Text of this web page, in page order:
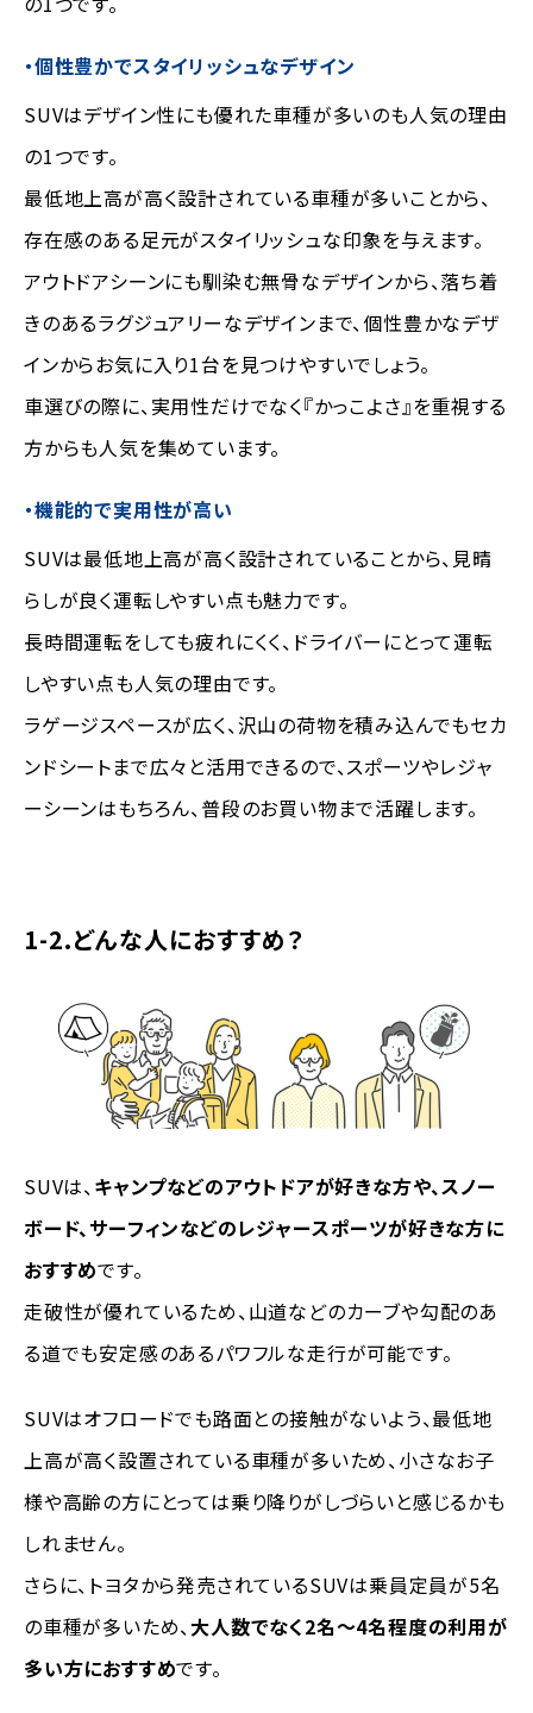
・個性豊かでスタイリッシュなデザイン
SUVはデザイン性にも優れた車種が多いのも人気の理由
の1つです。
最低地上高が高く設計されている車種が多いことから、
存在感のある足元がスタイリッシュな印象を与えます。
アウトドアシーンにも馴染む無骨なデザインから、落ち着
きのあるラグジュアリーなデザインまで、個性豊かなデザ
インからお気に入り1台を見つけやすいでしょう。
車選びの際に、実用性だけでなく『かっこよさ』を重視する
方からも人気を集めています。
・機能的で実用性が高い
SUVは最低地上高が高く設計されていることから、見晴
らしが良く運転しやすい点も魅力です。
長時間運転をしても疲れにくく、ドライバーにとって運転
しやすい点も人気の理由です。
ラゲージスペースが広く、沢山の荷物を積み込んでもセカ
ンドシートまで広々と活用できるので、スポーツやレジャ
ーシーンはもちろん、普段のお買い物まで活躍します。
1-2.どんな人におすすめ？
SUVは、キャンプなどのアウトドアが好きな方や、スノー
ボード、サーフィンなどのレジャースポーツが好きな方に
おすすめです。
走破性が優れているため、山道などのカーブや勾配のあ
る道でも安定感のあるパワフルな走行が可能です。
SUVはオフロードでも路面との接触がないよう、最低地
上高が高く設置されている車種が多いため、小さなお子
様や高齢の方にとっては乗り降りがしづらいと感じるかも
しれません。
さらに、トヨタから発売されているSUVは乗員定員が5名
の車種が多いため、大人数でなく2名～4名程度の利用が
多い方におすすめです。